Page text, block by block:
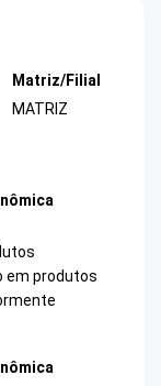
Matriz/Filial
MATRIZ
em produtos